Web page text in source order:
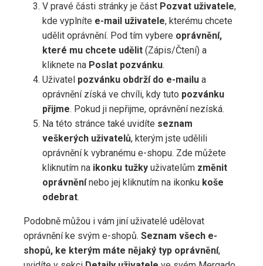
V pravé části stránky je část Pozvat uživatele,
kde vyplníte e-mail uživatele, kterému chcete
udělit oprávnění. Pod tím vybere oprávnění,
které mu chcete udělit (Zápis/Čtení) a
kliknete na Poslat pozvánku.
Uživatel pozvánku obdrží do e-mailu a
oprávnění získá ve chvíli, kdy tuto pozvánku
přijme. Pokud ji nepřijme, oprávnění nezíská.
Na této stránce také uvidíte seznam
veškerých uživatelů, kterým jste udělili
oprávnění k vybranému e-shopu. Zde můžete
kliknutím na ikonku tužky uživatelům změnit
oprávněnínebo jej kliknutím na ikonku koše
odebrat.
Podobně můžou i vám jiní uživatelé udělovat
oprávnění ke svým e-shopů. Seznam všech e-
shopů, ke kterým máte nějaký typ oprávnění,